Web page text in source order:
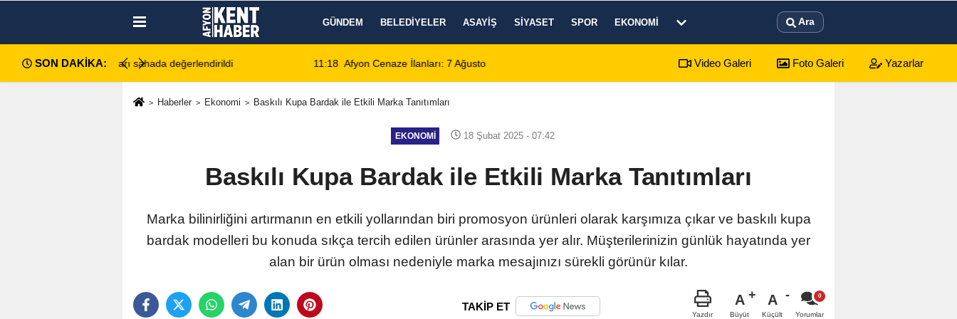
GÜNDEM BELEDIYELER ASAYIŞ SIYASET SPOR EKONOMI Ara
SON DAKİKA:
değerlendirildi 11:18 Afyon Cenaze İlanları: 7 Ağustos 2026 Cuma Defin Bilgileri Açıklandı Dinar'da beş gün sürecek festival programı açıklandı 01:17
Video Galeri Foto Galeri Yazarlar
Haberler Ekonomi Baskılı Kupa Bardak ile Etkili Marka Tanıtımları
EKONOMI 18 Şubat 2025 - 07:42
Baskılı Kupa Bardak ile Etkili Marka Tanıtımları
Marka bilinirliğini artırmanın en etkili yollarından biri promosyon ürünleri olarak karşımıza çıkar ve baskılı kupa
bardak modelleri bu konuda sıkça tercih edilen ürünler arasında yer alır. Müşterilerinizin günlük hayatında yer
alan bir ürün olması nedeniyle marka mesajınızı sürekli görünür kılar.
TAKİP ET
Yazdır
A
Büyüt
A
Küçült Yorumlar